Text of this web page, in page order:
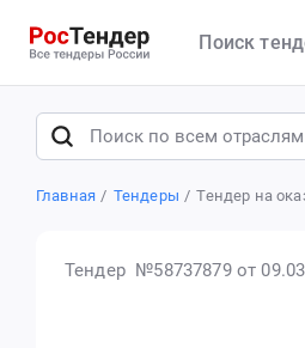
Поиск
Главная Тендеры Тендер на
Тендер №58737879от